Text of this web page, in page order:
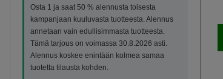
Osta 1 ja saat 50 % alennusta toisesta
kampanjaan kuuluvasta tuotteesta. Alennus
annetaan vain edullisimmasta tuotteesta.
Tämä tarjous on voimassa 30.8.2026 asti.
Alennus koskee enintään kolmea samaa
tuotetta tilausta kohden.